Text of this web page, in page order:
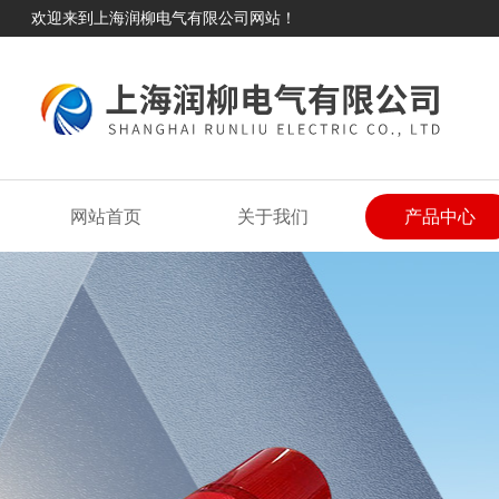
欢迎来到上海润柳电气有限公司网站！
网站首页 关于我们 产品中心